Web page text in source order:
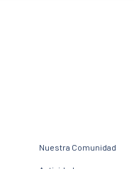
Nuestra Comunidad